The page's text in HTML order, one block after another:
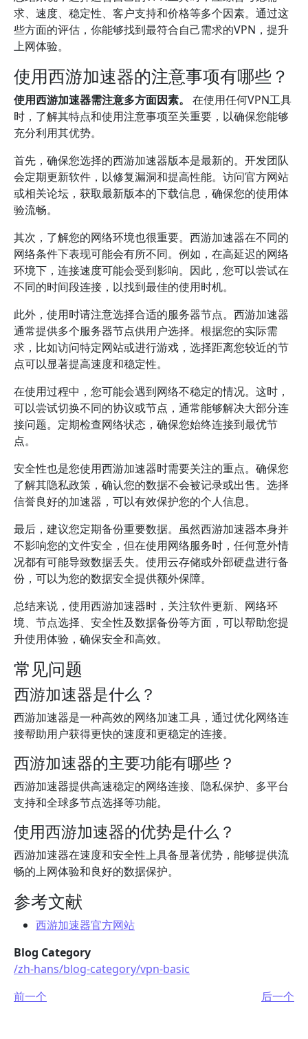
求、速度、稳定性、客户支持和价格等多个因素。通过这
些方面的评估，你能够找到最符合自己需求的VPN，提升
上网体验。
使用西游加速器的注意事项有哪些？
使用西游加速器需注意多方面因素。
在使用任何VPN工具
时，了解其特点和使用注意事项至关重要，以确保您能够
充分利用其优势。
首先，确保您选择的西游加速器版本是最新的。开发团队
会定期更新软件，以修复漏洞和提高性能。访问官方网站
或相关论坛，获取最新版本的下载信息，确保您的使用体
验流畅。
其次，了解您的网络环境也很重要。西游加速器在不同的
网络条件下表现可能会有所不同。例如，在高延迟的网络
环境下，连接速度可能会受到影响。因此，您可以尝试在
不同的时间段连接，以找到最佳的使用时机。
此外，使用时请注意选择合适的服务器节点。西游加速器
通常提供多个服务器节点供用户选择。根据您的实际需
求，比如访问特定网站或进行游戏，选择距离您较近的节
点可以显著提高速度和稳定性。
在使用过程中，您可能会遇到网络不稳定的情况。这时，
可以尝试切换不同的协议或节点，通常能够解决大部分连
接问题。定期检查网络状态，确保您始终连接到最优节
点。
安全性也是您使用西游加速器时需要关注的重点。确保您
了解其隐私政策，确认您的数据不会被记录或出售。选择
信誉良好的加速器，可以有效保护您的个人信息。
最后，建议您定期备份重要数据。虽然西游加速器本身并
不影响您的文件安全，但在使用网络服务时，任何意外情
况都有可能导致数据丢失。使用云存储或外部硬盘进行备
份，可以为您的数据安全提供额外保障。
总结来说，使用西游加速器时，关注软件更新、网络环
境、节点选择、安全性及数据备份等方面，可以帮助您提
升使用体验，确保安全和高效。
常见问题
西游加速器是什么？
西游加速器是一种高效的网络加速工具，通过优化网络连
接帮助用户获得更快的速度和更稳定的连接。
西游加速器的主要功能有哪些？
西游加速器提供高速稳定的网络连接、隐私保护、多平台
支持和全球多节点选择等功能。
使用西游加速器的优势是什么？
西游加速器在速度和安全性上具备显著优势，能够提供流
畅的上网体验和良好的数据保护。
参考文献
西游加速器官方网站
Blog Category
/zh-hans/blog-category/vpn-basic
前一个
后一个